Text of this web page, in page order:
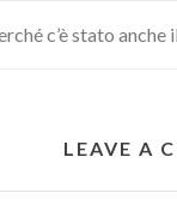
c’è stato
LEAVE A